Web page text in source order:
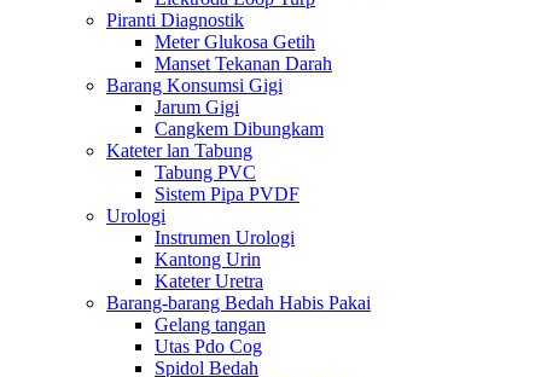
Piranti Diagnostik
Meter Glukosa Getih
Manset Tekanan Darah
Barang Konsumsi Gigi
Jarum Gigi
Cangkem Dibungkam
Kateter lan Tabung
Tabung PVC
Sistem Pipa PVDF
Urologi
Instrumen Urologi
Kantong Urin
Kateter Uretra
Barang-barang Bedah Habis Pakai
Gelang tangan
Utas Pdo Cog
Spidol Bedah